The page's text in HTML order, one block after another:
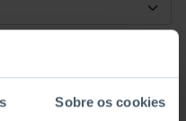
Sobre os cookies